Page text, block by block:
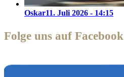
Oskar11. Juli 2026 - 14:15
Folge uns auf Facebook